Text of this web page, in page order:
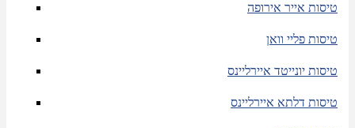
טיסות אייר אירופה
טיסות פליי וואן
טיסות יונייטד איירליינס
טיסות דלתא איירליינס